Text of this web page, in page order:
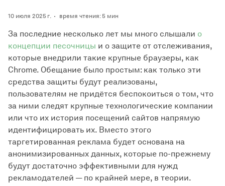
10 июля 2025 г. время чтения: 5 мин
За последние несколько лет мы много слышали о
концепции песочницы и о защите от отслеживания,
которые внедрили такие крупные браузеры, как
Chrome. Обещание было простым: как только эти
средства защиты будут реализованы,
пользователям не придётся беспокоиться о том, что
за ними следят крупные технологические компании
или что их история посещений сайтов напрямую
идентифицировать их. Вместо этого
таргетированная реклама будет основана на
анонимизированных данных, которые по-прежнему
будут достаточно эффективными для нужд
рекламодателей — по крайней мере, в теории.